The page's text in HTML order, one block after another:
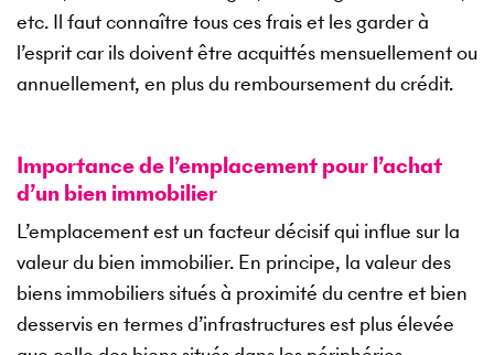
etc. Il faut connaître tous ces frais et les garder à
l’esprit car ils doivent être acquittés mensuellement ou
annuellement, en plus du remboursement du crédit.
Importance de l’emplacement pour l’achat
d’un bien immobilier
L’emplacement est un facteur décisif qui influe sur la
valeur du bien immobilier. En principe, la valeur des
biens immobiliers situés à proximité du centre et bien
desservis en termes d’infrastructures est plus élevée